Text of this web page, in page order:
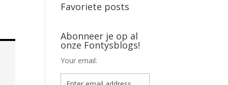
Favoriete posts
Abonneer je op al
onze Fontysblogs!
Your email: